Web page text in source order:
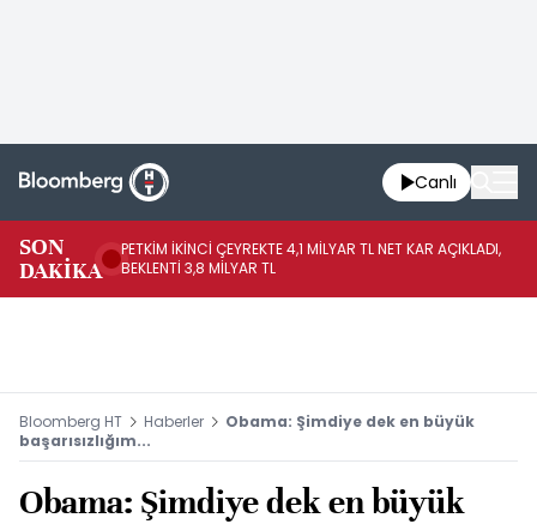
Canlı
SON
DAKİKA
PETKİM İKİNCİ ÇEYREKTE 4,1 MİLYAR TL NET KAR AÇIKLADI,
BEKLENTİ 3,8 MİLYAR TL
Bloomberg HT Haberler
Obama: Şimdiye dek en büyük
başarısızlığım...
Obama: Şimdiye dek en büyük